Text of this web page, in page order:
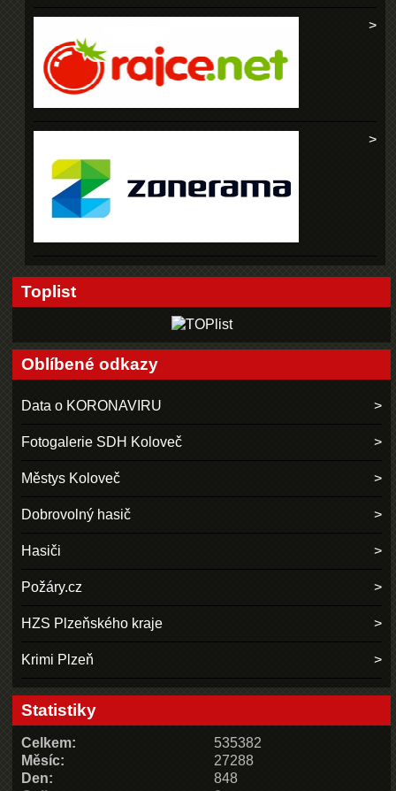
Toplist
Oblíbené odkazy
Data o KORONAVIRU
Fotogalerie SDH Koloveč
Městys Koloveč
Dobrovolný hasič
Hasiči
Požáry.cz
HZS Plzeňského kraje
Krimi Plzeň
Statistiky
Celkem:
535382
Měsíc:
27288
Den:
848